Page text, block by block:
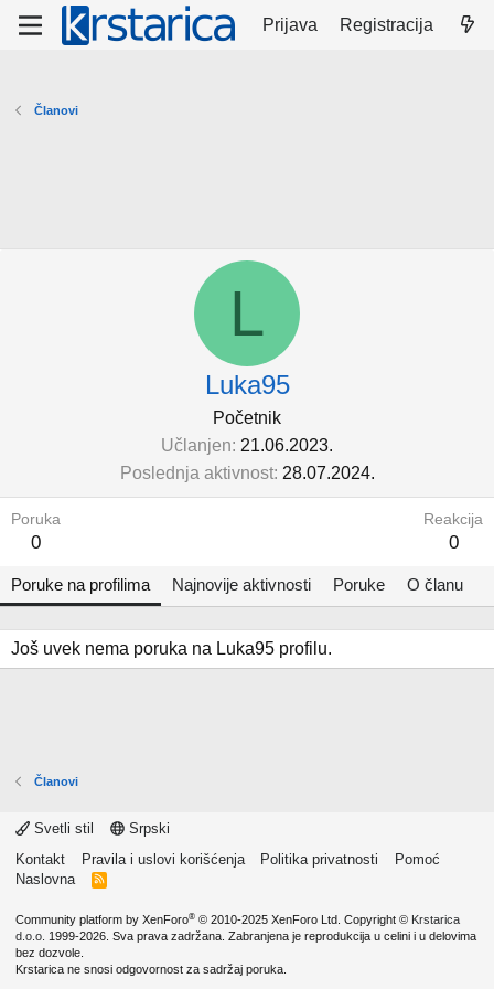
Prijava Registracija
Članovi
L
Luka95
Početnik
Učlanjen 21.06.2023.
Poslednja aktivnost 28.07.2024.
Poruka
0
Reakcija
0
Poruke na profilima Najnovije aktivnosti Poruke O članu
Još uvek nema poruka na Luka95 profilu.
Članovi
Svetli stil
Srpski
Kontakt
Pravila i uslovi korišćenja Politika privatnosti
Pomoć
Naslovna
R
Community platform by XenForo® © 2010-2025 XenForo Ltd. Copyright © Krstarica
d.o.o. 1999-2026. Sva prava zadržana. Zabranjena je reprodukcija u celini i u delovima
bez dozvole.
Krstarica ne snosi odgovornost za sadržaj poruka.